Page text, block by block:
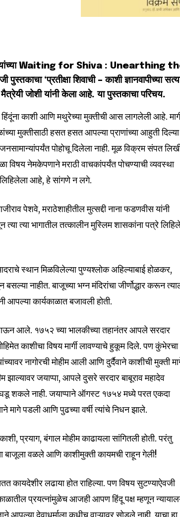
part
यांच्या Waiting for Shiva : Unearthing
‘प्रतीक्षा शिवाची – काशी ज्ञानवापीच्या
जोशी यांनी केला आहे. या पुस्तकाचा परिचय.
काशी आणि मथुरेच्या मुक्तीची आस लागलेली आहे.
मुक्तीसाठी हसत हसत आपल्या प्राणांच्या आहुती दिल्या
पोहोचू दिलेला नाही. मूळ विक्रम संपत
विषय नेमकेपणाने मराठी वाचकांपर्यंत पोचण्याची व्यवस्था
लिहिलेला आहे, हे सांगणे न लगे.
पेशवे, मराठेशाहीतील मुत्सद्दी नाना फडणवीस यांनी
त्या त्या भागातील तत्कालीन मुस्लिम शासकांना पत्रे
स्थान मिळविलेल्या पुण्यश्लोक अहिल्याबाई होळकर,
नाहीत. बाजूच्या भग्न मंदिरांचा जीर्णोद्धार करून
आपल्या कार्यकाळात बजावली होती.
आले. १७५२ च्या भालकीच्या तहानंतर आपले सरदार
काशीचा विषय मार्गी लावण्याचे हुकूम दिले. पण कुंभेरचा
नागोरची मोहीम आली आणि दुर्दैवाने काशीची मुक्ती
झाल्यावर जयाप्पा, आपले दुसरे सरदार बाबूराव महादेव
घडू शकले नाही. जयाप्पाने ऑगस्ट १७५४ मध्ये परत एकदा
मागे पडली आणि पुढच्या वर्षी त्यांचे निधन झाले.
प्रयाग, बंगाल मोहीम काढायला सांगितली होती. परंतु
बाजूला वळले आणि काशीमुक्ती कायमची राहून गेली!
कायदेशीर लढाया होत राहिल्या. पण विषय सुटण्याऐवजी
प्रयत्नांमुळेच आजही आपण हिंदू पक्ष म्हणून